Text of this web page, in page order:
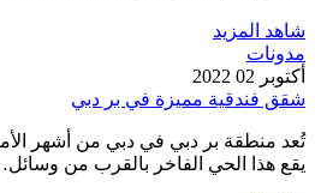
شاهد المزيد
مدونات
أكتوبر 02 2022
شقق فندقية مميزة في بر دبي
تُعد منطقة بر دبي في دبي من أشهر
يقع هذا الحي الفاخر بالقرب من